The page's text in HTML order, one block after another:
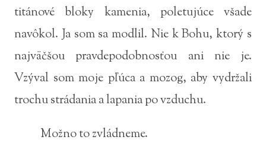
titánové bloky kamenia, poletujúce všade
navôkol. Ja som sa modlil. Nie k Bohu, ktorý s
najväčšou pravdepodobnosťou ani nie je.
Vzýval som moje pľúca a mozog, aby vydržali
trochu strádania a lapania po vzduchu.
Možno to zvládneme.